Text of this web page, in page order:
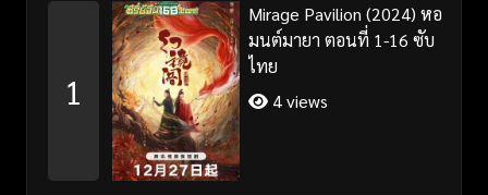
1
Mirage Pavilion (2024) หอ
มนต์มายา ตอนที่ 1-16 ซับ
ไทย
4 views